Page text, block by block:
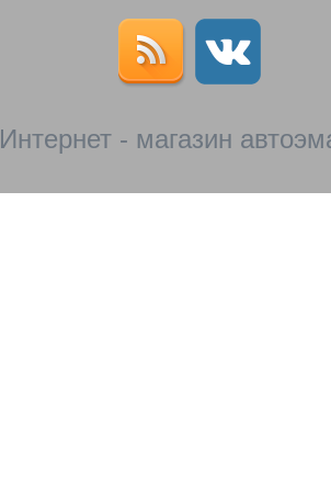
Интернет - магазин